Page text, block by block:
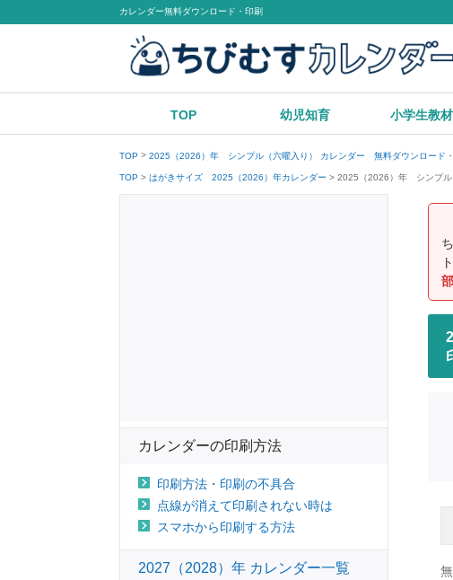
カレンダー無料ダウンロード・印刷
TOP 幼児知育 小学生教材
TOP 2025（2026）年 シンプル（六曜入り） カレンダー 無料ダウンロード
TOP はがきサイズ 2025（2026）年カレンダー 2025（2026）年 シンプル
カレンダーの印刷方法
印刷方法・印刷の不具合
点線が消えて印刷されない時は
スマホから印刷する方法
2027（2028）年 カレンダー一覧